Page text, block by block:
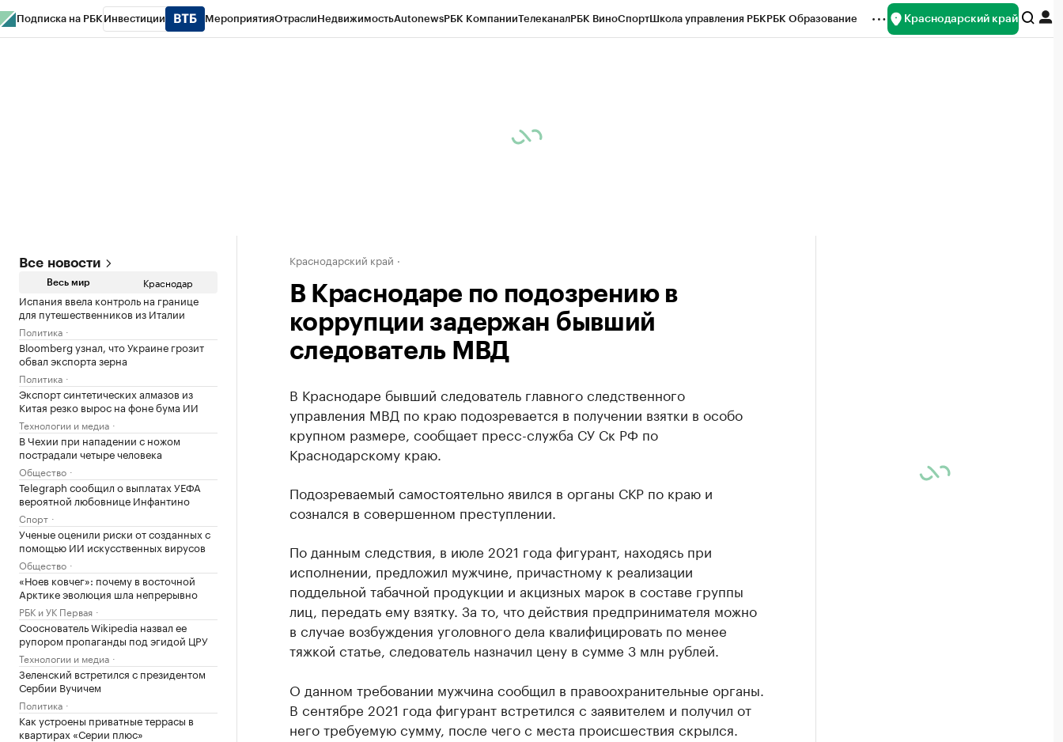
Подписка на РБК Инвестиции МероприятияОтраслиНедвижимостьAutonewsРБК КомпанииТелеканалРБК ВиноСпортШкола управления РБКРБК Образование Краснодарский край
Все новости
Весь мир Краснодар
Испания ввела контроль на границе
для путешественников из Италии
Политика
Bloomberg узнал, что Украине грозит
обвал экспорта зерна
Политика
Экспорт синтетических алмазов из
Китая резко вырос на фоне бума ИИ
Технологии и медиа
В Чехии при нападении с ножом
пострадали четыре человека
Общество
Telegraph сообщил о выплатах УЕФА
вероятной любовнице Инфантино
Спорт
Ученые оценили риски от созданных с
помощью ИИ искусственных вирусов
Общество
«Ноев ковчег»: почему в восточной
Арктике эволюция шла непрерывно
РБК и УК Первая
Сооснователь Wikipedia назвал ее
рупором пропаганды под эгидой ЦРУ
Технологии и медиа
Зеленский встретился с президентом
Сербии Вучичем
Политика
Как устроены приватные террасы в
квартирах «Серии плюс»
Краснодарский край
В Краснодаре по подозрению в
коррупции задержан бывший
следователь МВД
В Краснодаре бывший следователь главного следственного
управления МВД по краю подозревается в получении взятки в особо
крупном размере, сообщает пресс-служба СУ Ск РФ по
Краснодарскому краю.
Подозреваемый самостоятельно явился в органы СКР по краю и
сознался в совершенном преступлении.
По данным следствия, в июле 2021 года фигурант, находясь при
исполнении, предложил мужчине, причастному к реализации
поддельной табачной продукции и акцизных марок в составе группы
лиц, передать ему взятку. За то, что действия предпринимателя можно
в случае возбуждения уголовного дела квалифицировать по менее
тяжкой статье, следователь назначил цену в сумме 3 млн рублей.
О данном требовании мужчина сообщил в правоохранительные органы.
В сентябре 2021 года фигурант встретился с заявителем и получил от
него требуемую сумму, после чего с места происшествия скрылся.